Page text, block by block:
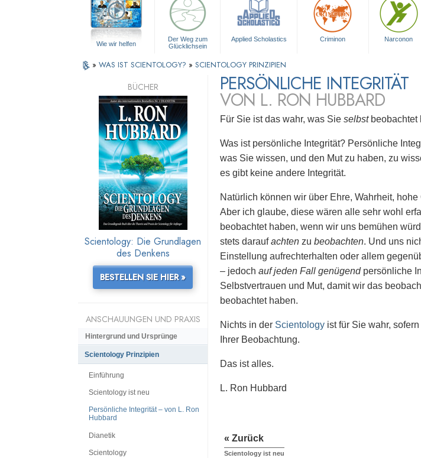
Wie wir helfen
Der Weg zum
Glücklichsein
Applied Scholastics Criminon Narconon
» WAS IST SCIENTOLOGY? » SCIENTOLOGY PRINZIPIEN
PERSÖNLICHE INTEGRITÄT
VON L. RON HUBBARD
Für Sie ist das wahr, was Sie selbstbeobachtet
Was ist persönliche Integrität? Persönliche
was Sie wissen, und den Mut zu haben, zu
es gibt keine andere Integrität.
Natürlich können wir über Ehre, Wahrheit,
Aber ich glaube, diese wären alle sehr wohl
beobachtet haben, wenn wir uns bemühen
stets daraufachten zu beobachten. Und uns
Einstellung aufrechterhalten oder allem
– jedoch auf jeden Fall genügendpersönliche
Selbstvertrauen und Mut, damit wir das
beobachtet haben.
Nichts in der Scientology ist für Sie wahr,
Ihrer Beobachtung.
Das ist alles.
L. Ron Hubbard
« Zurück
Scientology ist neu
BÜCHER
Scientology: Die Grundlagen
des Denkens
BESTELLEN SIE HIER »
ANSCHAUUNGEN UND PRAXIS
Hintergrund und Ursprünge
Scientology Prinzipien
Einführung
Scientology ist neu
Persönliche Integrität – von L. Ron
Hubbard
Dianetik
Scientology